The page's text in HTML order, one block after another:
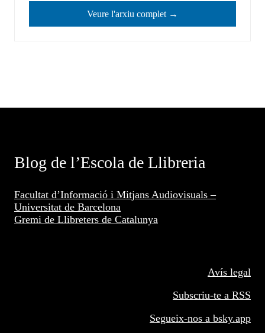
Veure l'arxiu complet →
Blog de l’Escola de Llibreria
Facultat d’Informació i Mitjans Audiovisuals –
Universitat de Barcelona
Gremi de Llibreters de Catalunya
Avís legal
Subscriu-te a RSS
Segueix-nos a bsky.app